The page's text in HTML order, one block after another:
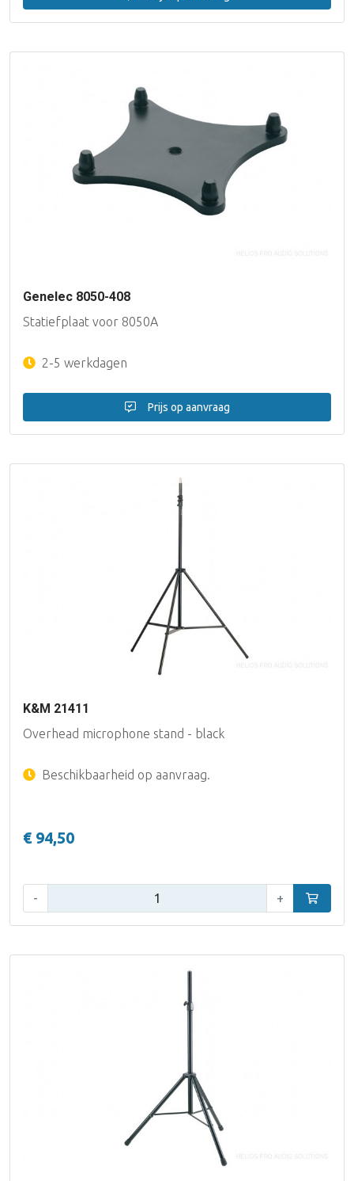
Genelec 8050-408
Statiefplaat voor 8050A
2-5 werkdagen
Prijs op aanvraag
K&M 21411
Overhead microphone stand - black
Beschikbaarheid op aanvraag.
€ 94,50
- + In